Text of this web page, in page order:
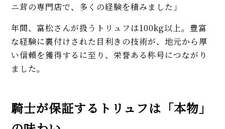
ニ茸の専門店で、多くの経験を積みました」
年間、富松さんが扱うトリュフは100kg以上。豊富
な経験に裏付けされた目利きの技術が、地元から厚
い信頼を獲得するに至り、栄誉ある称号につながり
ました。
騎士が保証するトリュフは「本物」